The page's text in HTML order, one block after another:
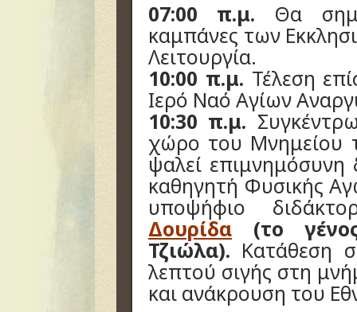
07:00 π.μ. Θα
καμπάνες των
Λειτουργία.
10:00 π.μ. Τέλεση
Ιερό Ναό Αγίων
10:30 π.μ.
χώρο του Μνημείου
ψαλεί
καθηγητή Φυσικής
υποψήφιο
Δουρίδα (το
Τζιώλα). Κατάθεση
λεπτού σιγής στη
και ανάκρουση του